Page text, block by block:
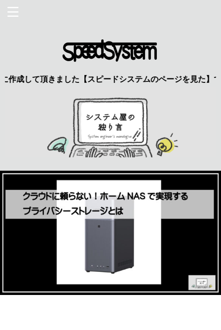
きました【スピードシステムのページを見た】で特典あ